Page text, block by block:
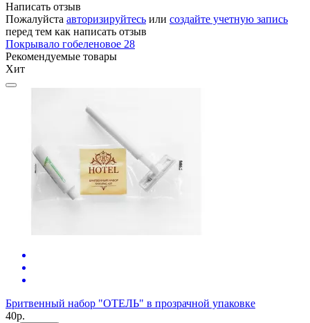
Написать отзыв
Пожалуйста авторизируйтесь или создайте учетную запись
перед тем как написать отзыв
Покрывало гобеленовое 28
Рекомендуемые товары
Хит
Бритвенный набор "ОТЕЛЬ" в прозрачной упаковке
40р.